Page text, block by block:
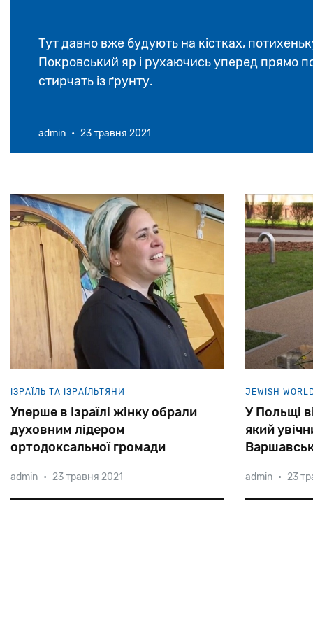
Тут давно вже будують на кістках,
Покровський яр і рухаючись уперед прямо
стирчать із ґрунту.
admin • 23 травня 2021
ІЗРАЇЛЬ ТА ІЗРАЇЛЬТЯНИ
Уперше в Ізраїлі жінку обрали
духовним лідером
ортодоксальної громади
Раббаніт Шира Мірвіс очолить
ортодоксальну синагогу Шірат
admin • 23 травня 2021
JEWISH
У Польщі
який
Скляний
заповіт 19-
admin • 23